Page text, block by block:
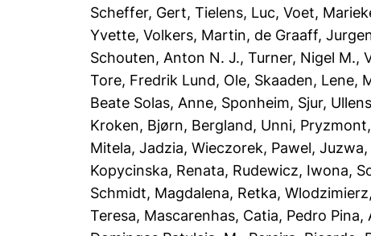
Scheffer, Gert,Tielens, Luc,Voet,
Yvette,Volkers, Martin, de Graaff,
Schouten, Anton N. J.,Turner, Nigel M.,
Tore, Fredrik Lund, Ole, Skaaden, Lene,
Beate Solas, Anne, Sponheim, Sjur,
Kroken, Bjørn, Bergland, Unni,
Mitela, Jadzia,Wieczorek, Pawel,Juzwa,
Kopycinska, Renata, Rudewicz, Iwona,
Schmidt, Magdalena, Retka, Wlodzimierz,
Teresa, Mascarenhas, Catia, Pedro Pina,